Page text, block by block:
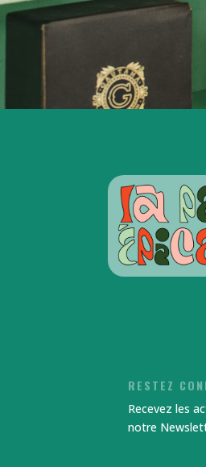
RESTEZ
Recevez les
notre